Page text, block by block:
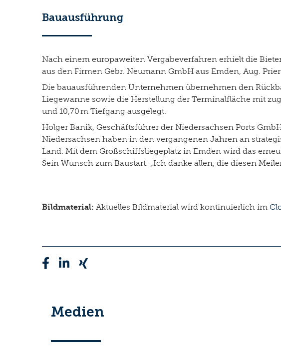
Bauausführung
Nach einem europaweiten Vergabeverfahren erhielt die
aus den Firmen Gebr. Neumann GmbH aus Emden, Aug.
Die bauausführenden Unternehmen übernehmen den
Liegewanne sowie die Herstellung der Terminalfläche mit
und 10,70 m Tiefgang ausgelegt.
Holger Banik, Geschäftsführer der Niedersachsen Ports
Niedersachsen haben in den vergangenen Jahren an
Land. Mit dem Großschiffsliegeplatz in Emden wird das
Sein Wunsch zum Baustart: „Ich danke allen, die diesen
Bildmaterial: Aktuelles Bildmaterial wird kontinuierlich im
Medien